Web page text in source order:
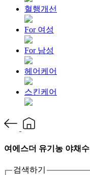
혈행개선
For 여성
For 남성
헤어케어
스킨케어
여에스더 유기농 야채수
검색하기